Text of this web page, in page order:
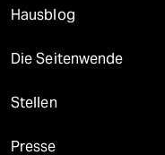
Hausblog
Die Seitenwende
Stellen
Presse